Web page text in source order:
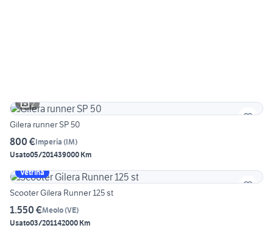
2
Gilera runner SP 50
800 €Imperia (IM)
Usato05/201439000 Km
Vetrina
Scooter Gilera Runner 125 st
1.550 €Meolo(VE)
Usato03/201142000 Km